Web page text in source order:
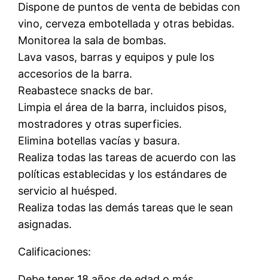
Dispone de puntos de venta de bebidas con
vino, cerveza embotellada y otras bebidas.
Monitorea la sala de bombas.
Lava vasos, barras y equipos y pule los
accesorios de la barra.
Reabastece snacks de bar.
Limpia el área de la barra, incluidos pisos,
mostradores y otras superficies.
Elimina botellas vacías y basura.
Realiza todas las tareas de acuerdo con las
políticas establecidas y los estándares de
servicio al huésped.
Realiza todas las demás tareas que le sean
asignadas.
Calificaciones: